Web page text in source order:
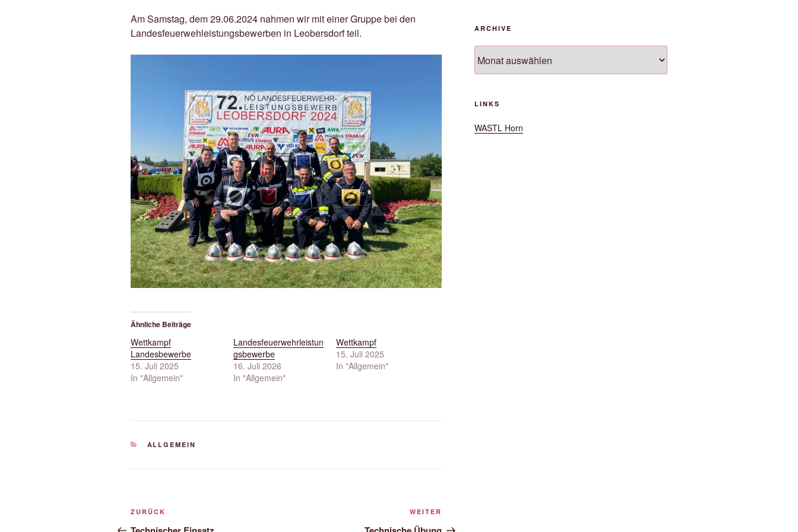
Am Samstag, dem 29.06.2024 nahmen wir mit einer Gruppe bei den
Landesfeuerwehleistungsbewerben in Leobersdorf teil.
Ähnliche Beiträge
Wettkampf
Landesbewerbe
15. Juli 2025
In "Allgemein"
Landesfeuerwehrleistun
gsbewerbe
16. Juli 2026
In "Allgemein"
Wettkampf
15. Juli 2025
In "Allgemein"
KATEGORIEN
ALLGEMEIN
Beitrags-
Vorheriger
Beitrag
ZURÜCK
Beitrag
WEITER
ARCHIVE
LINKS
WASTL Horn